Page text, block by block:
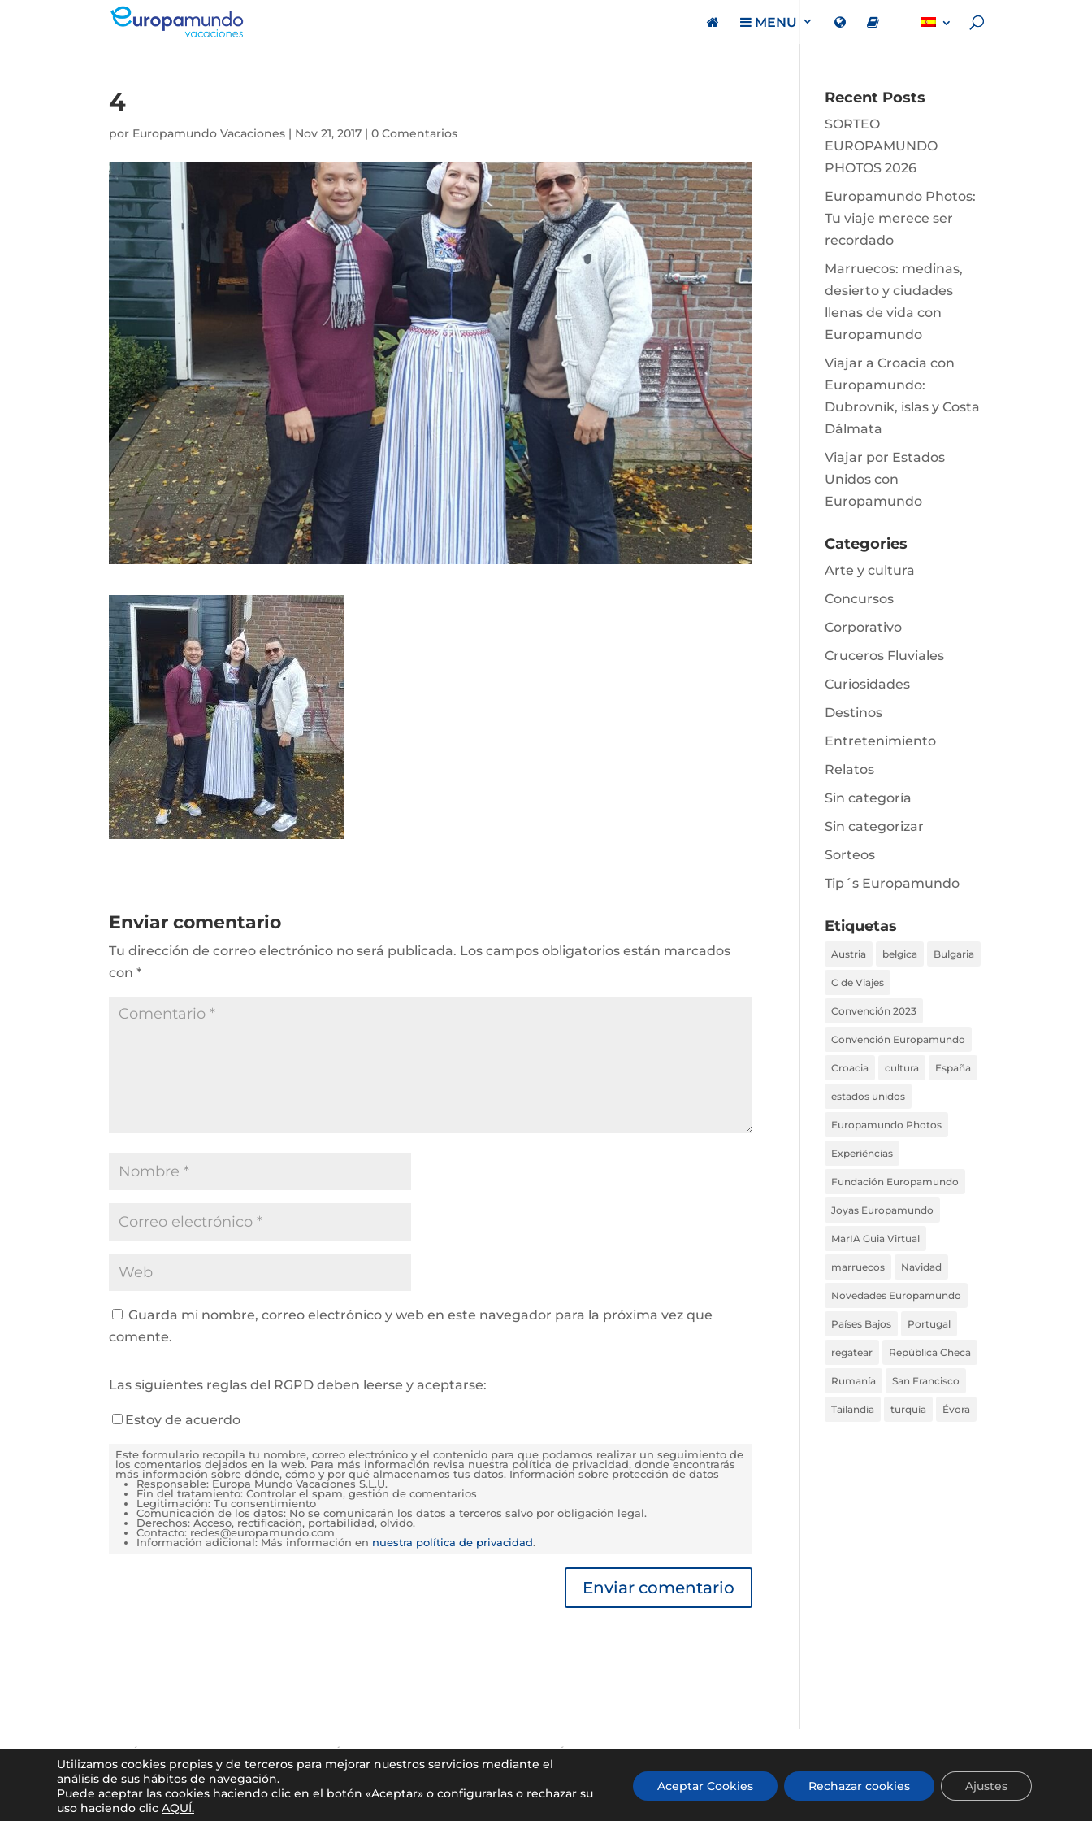
MENU
4
por Europamundo Vacaciones | Nov 21, 2017 |0 Comentarios
Enviar comentario
Tu dirección de correo electrónico no será publicada. Los campos obligatorios están marcados
con*
Guarda mi nombre, correo electrónico y web en este navegador para la próxima vez que
comente.
Las siguientes reglas del RGPD deben leerse y aceptarse:
Estoy de acuerdo
Este formulario recopila tu nombre, correo electrónico y el contenido para que podamos realizar un seguimiento de
los comentarios dejados en la web. Para más información revisa nuestra política de privacidad, donde encontrarás
más información sobre dónde, cómo y por qué almacenamos tus datos. Información sobre protección de datos
Responsable: Europa Mundo Vacaciones S.L.U.
Fin del tratamiento: Controlar el spam, gestión de comentarios
Legitimación: Tu consentimiento
Comunicación de los datos: No se comunicarán los datos a terceros salvo por obligación legal.
Derechos: Acceso, rectificación, portabilidad, olvido.
Contacto: redes@europamundo.com
Información adicional: Más información en nuestra política de privacidad.
Recent Posts
SORTEO
EUROPAMUNDO
PHOTOS 2026
Europamundo Photos:
Tu viaje merece ser
recordado
Marruecos: medinas,
desierto y ciudades
llenas de vida con
Europamundo
Viajar a Croacia con
Europamundo:
Dubrovnik, islas y Costa
Dálmata
Viajar por Estados
Unidos con
Europamundo
Categories
Arte y cultura
Concursos
Corporativo
Cruceros Fluviales
Curiosidades
Destinos
Entretenimiento
Relatos
Sin categoría
Sin categorizar
Sorteos
Tip´s Europamundo
Etiquetas
Austria belgica Bulgaria
C de Viajes
Convención 2023
Convención Europamundo
Croacia cultura España
estados unidos
Europamundo Photos
Experiências
Fundación Europamundo
Joyas Europamundo
MarIA Guia Virtual
marruecos Navidad
Novedades Europamundo
Países Bajos Portugal
regatear República Checa
Rumanía San Francisco
Tailandia turquía Évora
POLÍTICA DE PRIVACIDAD Y PROTECCIÓN DE DATOS AVISO LEGAL POLÍTICA DE COOKIES Mapa del sitio
© 2026Europamundo blog. Todos los derechos reservados.| Art by
Utilizamos cookies propias y de terceros para mejorar nuestros servicios mediante el
análisis de sus hábitos de navegación.
Puede aceptar las cookies haciendo clic en el botón «Aceptar» o configurarlas o rechazar su
uso haciendo clic AQUÍ.
Aceptar Cookies Rechazar cookies Ajustes